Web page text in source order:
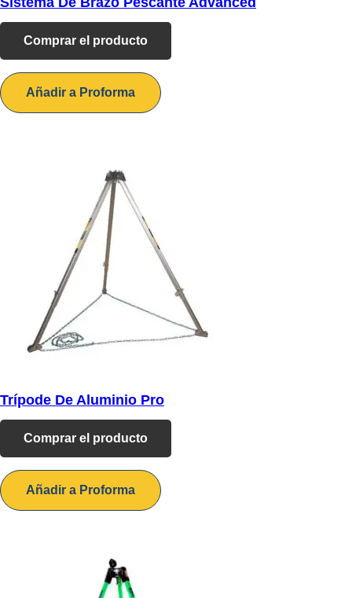
Comprar el producto
Añadir a Proforma
Trípode De Aluminio Pro
Comprar el producto
Añadir a Proforma